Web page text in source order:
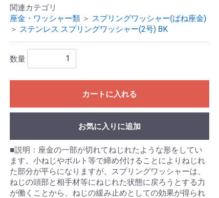
関連カテゴリ
座金・ワッシャー類 ＞ スプリングワッシャー(ばね座金)
＞ ステンレス スプリングワッシャー(2号) BK
数量
カートに入れる
お気に入りに追加
■説明：座金の一部が切れてねじれたような形をしてい
ます。小ねじやボルト等で締め付けることによりねじれ
た部分が平らになりますが、スプリングワッシャーは、
ねじの頭部と相手材等にねじれた状態に戻ろうとする力
が働くことから、ねじの緩み止めとしての効果が得られ